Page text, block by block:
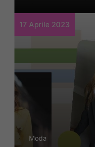
17 Aprile 2023
Moda